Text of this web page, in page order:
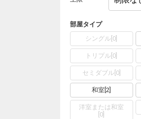
部屋タイプ
シングル 0
トリプル 0
セミダブル[ 0]
和室 [2
洋室または和室
0